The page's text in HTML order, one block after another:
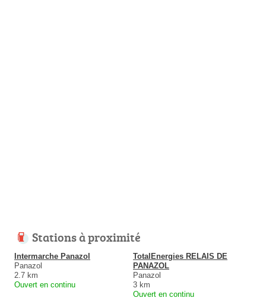
Stations à proximité
Intermarche Panazol
Panazol
2.7 km
Ouvert en continu
TotalEnergies RELAIS DE
PANAZOL
Panazol
3 km
Ouvert en continu